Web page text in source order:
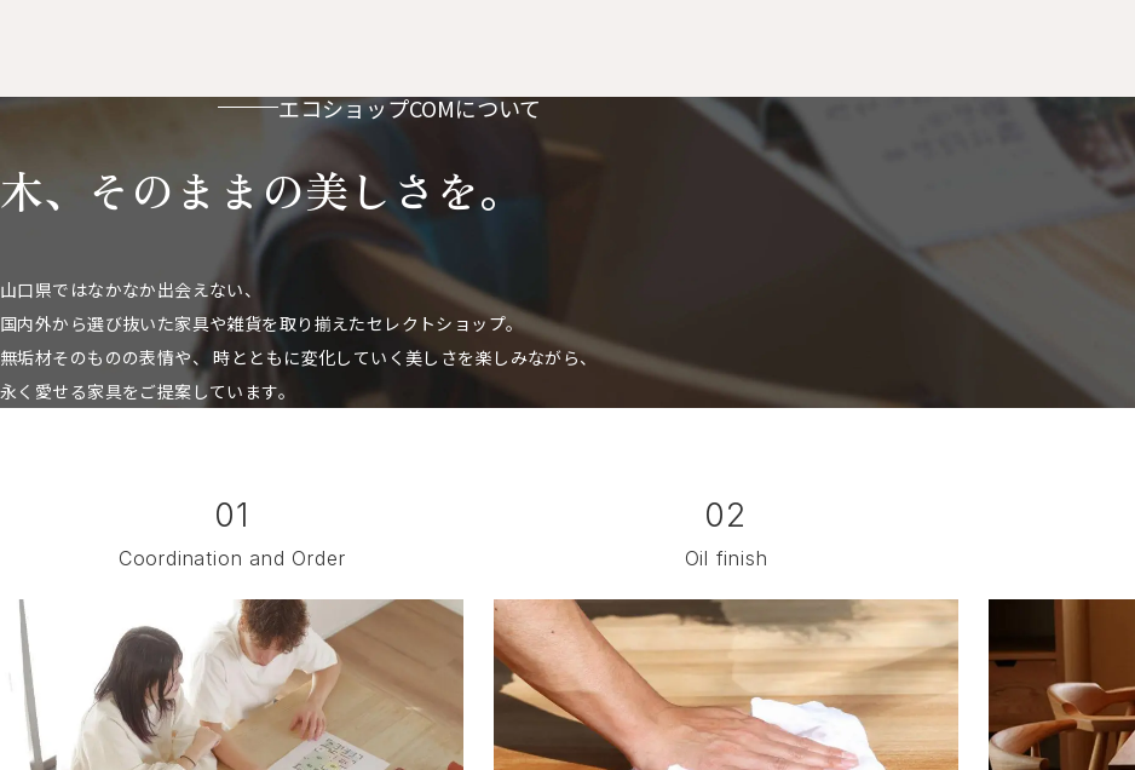
エコショップCOMについて
木、そのままの美しさを。
山口県ではなかなか出会えない、
国内外から選び抜いた家具や雑貨を取り揃えたセレクトショップ。
無垢材そのものの表情や、 時とともに変化していく美しさを楽しみながら、
永く愛せる家具をご提案しています。
01
Coordination and Order
02
Oil finish